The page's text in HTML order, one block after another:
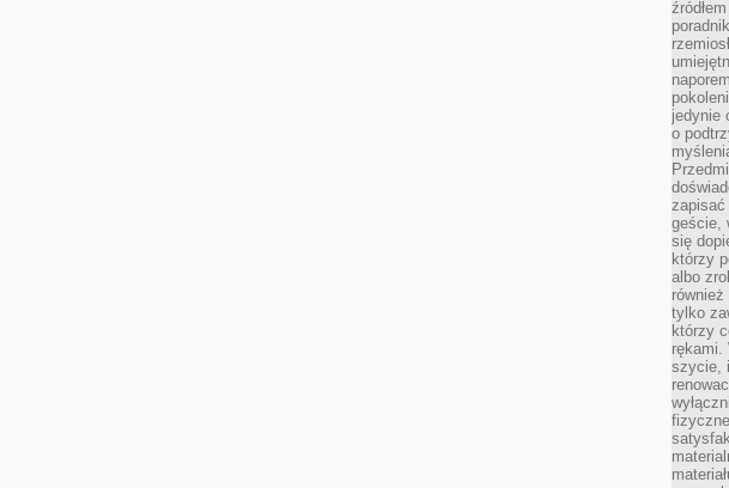
jedynie
o
zapisać
geście,
się
którzy
albo
tylko
którzy
rękami.
szycie,